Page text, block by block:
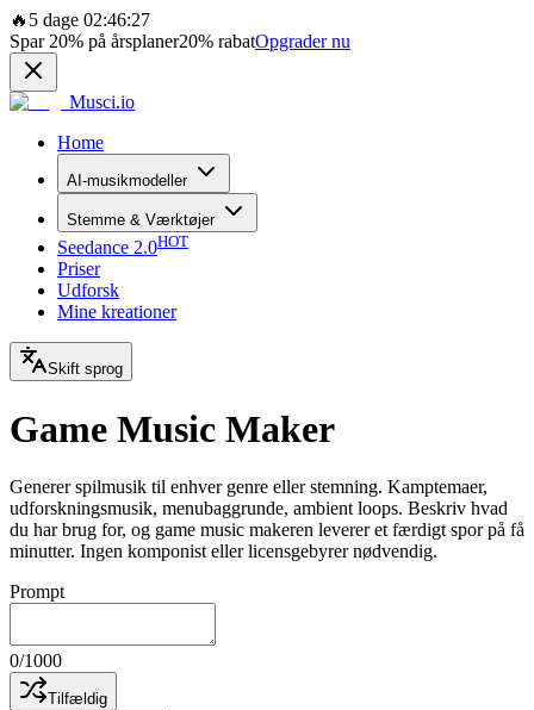
🔥 5 dage 02:46:27
Spar 20% på årsplaner20% rabatOpgrader nu
Musci.io
Home
AI-musikmodeller
Stemme & Værktøjer
Seedance 2.0HOT
Priser
Udforsk
Mine kreationer
Skift sprog
Game Music Maker
Generer spilmusik til enhver genre eller stemning. Kamptemaer,
udforskningsmusik, menubaggrunde, ambient loops. Beskriv hvad
du har brug for, og game music makeren leverer et færdigt spor på få
minutter. Ingen komponist eller licensgebyrer nødvendig.
Prompt
0/1000
Tilfældig